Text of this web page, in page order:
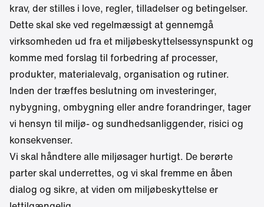
krav, der stilles i love, regler, tilladelser og betingelser.
Dette skal ske ved regelmæssigt at gennemgå
virksomheden ud fra et miljøbeskyttelsessynspunkt og
komme med forslag til forbedring af processer,
produkter, materialevalg, organisation og rutiner.
Inden der træffes beslutning om investeringer,
nybygning, ombygning eller andre forandringer, tager
vi hensyn til miljø- og sundhedsanliggender, risici og
konsekvenser.
Vi skal håndtere alle miljøsager hurtigt. De berørte
parter skal underrettes, og vi skal fremme en åben
dialog og sikre, at viden om miljøbeskyttelse er